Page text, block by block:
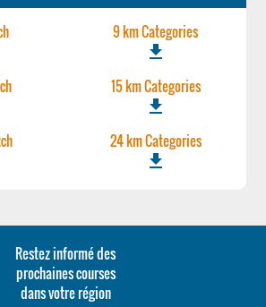
9 km Categories
file_download
15 km Categories
file_download
24 km Categories
file_download
Restez informé des
prochaines courses
dans votre région